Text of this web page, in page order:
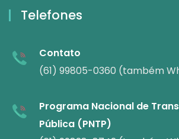
Telefones
Contato
(61) 99805-0360 (também
Programa Nacional de
Pública (PNTP)